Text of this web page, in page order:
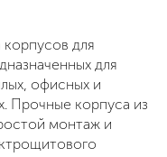
для
для
офисных и
Прочные корпуса из
монтаж и